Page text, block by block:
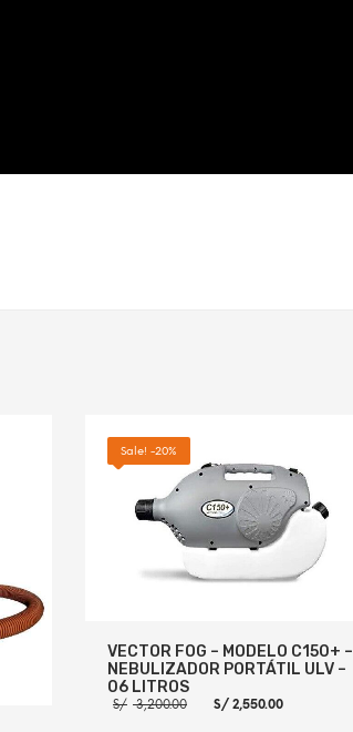
Sale! -20%
VECTOR FOG – MODELO C150+ –
NEBULIZADOR PORTÁTIL ULV –
06 LITROS
S/ 3,200.00
El
S/ 2,550.00